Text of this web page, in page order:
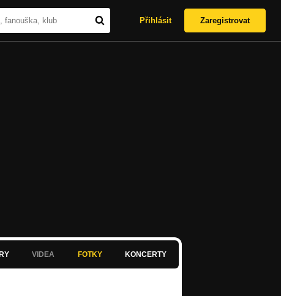
Přihlásit Zaregistrovat
VIDEA FOTKY KONCERTY